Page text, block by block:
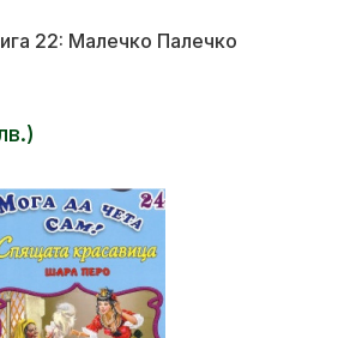
22: Малечко Палечко